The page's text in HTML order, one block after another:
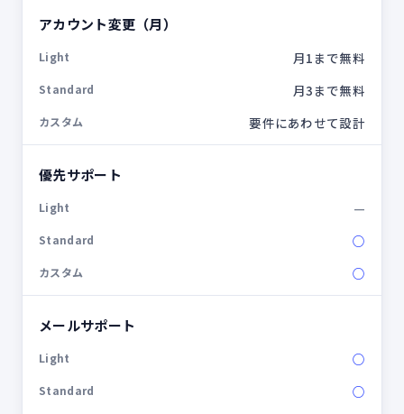
アカウント変更（月）
月1まで無料
月3まで無料
要件にあわせて設計
優先サポート
—
○
○
メールサポート
○
○